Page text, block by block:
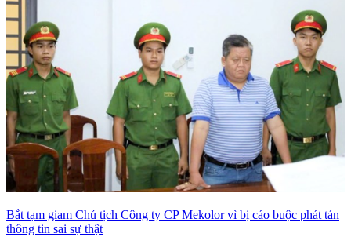
Bắt tạm giam Chủ tịch Công ty CP Mekolor vì bị cáo buộc phát tán
thông tin sai sự thật